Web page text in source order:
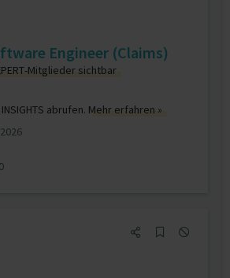
Engineer (Claims)
Mitglieder sichtbar
abrufen. Mehr erfahren »